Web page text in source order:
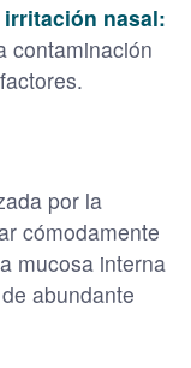
irritación nasal:
contaminación
por la
cómodamente
mucosa interna
abundante